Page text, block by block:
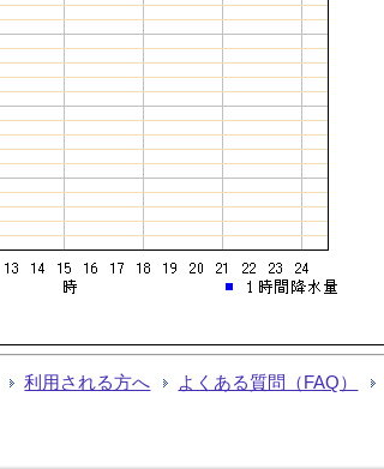
利用される方へ よくある質問（FAQ）